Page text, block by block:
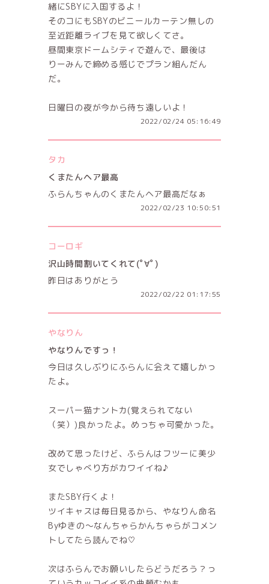
緒にSBYに入国するよ！
そのコにもSBYのビニールカーテン無しの
至近距離ライブを見て欲しくてさ。
昼間東京ドームシティで遊んで、最後は
りーみんで締める感じでプラン組んだん
だ。
日曜日の夜が今から待ち遠しいよ！
2022/02/24 05:16:49
タカ
くまたんヘア最高
ふらんちゃんのくまたんヘア最高だなぁ
2022/02/23 10:50:51
コーロギ
沢山時間割いてくれて(ﾟ∀ﾟ)
昨日はありがとう
2022/02/22 01:17:55
やなりん
やなりんですっ！
今日は久しぶりにふらんに会えて嬉しかっ
たよ。
スーパー猫ナントカ(覚えられてない
（笑）)良かったよ。めっちゃ可愛かった。
改めて思ったけど、ふらんはフツーに美少
女でしゃべり方がカワイイね♪
またSBY行くよ！
ツイキャスは毎日見るから、やなりん命名
Byゆきの～なんちゃらかんちゃらがコメン
トしてたら読んでね♡
次はふらんでお願いしたらどうだろう？っ